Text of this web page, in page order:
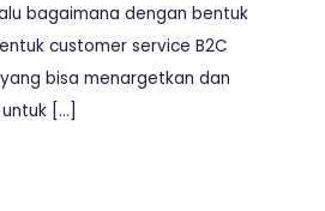
bagaimana dengan bentuk
customer service B2C
bisa menargetkan dan
[…]